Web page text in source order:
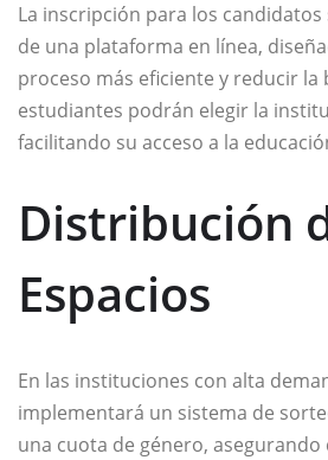
La inscripción para los candidatos
de una plataforma en línea,
proceso más eficiente y reducir la
estudiantes podrán elegir la
facilitando su acceso a la
Distribución
Espacios
En las instituciones con alta
implementará un sistema de
una cuota de género, asegurando